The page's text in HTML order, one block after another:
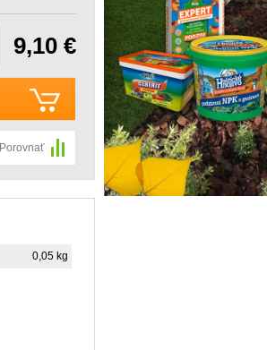
9,10 €
Porovnať
0,05 kg